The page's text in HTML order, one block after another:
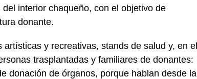
interior chaqueño, con el objetivo de
donante.
y recreativas, stands de salud y, en el
trasplantadas y familiares de donantes:
donación de órganos, porque hablan desde la